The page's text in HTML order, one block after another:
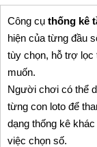
Công cụ thống kê
hiện của từng đầu
tùy chọn, hỗ trợ lọc
muốn.
Người chơi có thể
từng con loto để
dạng thống kê
việc chọn số.